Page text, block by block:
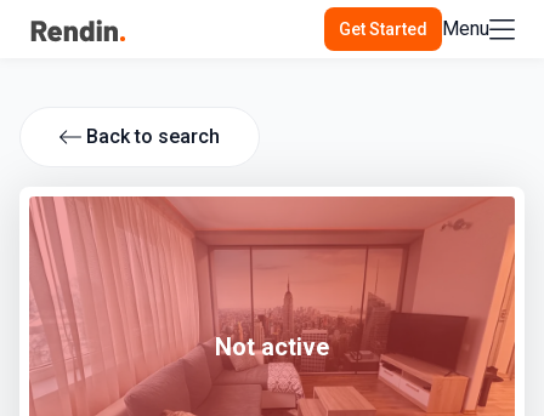
Get Started Menu
Back to search
Not active